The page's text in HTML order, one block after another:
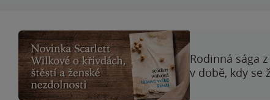
Rodinná sága
v době, kdy se